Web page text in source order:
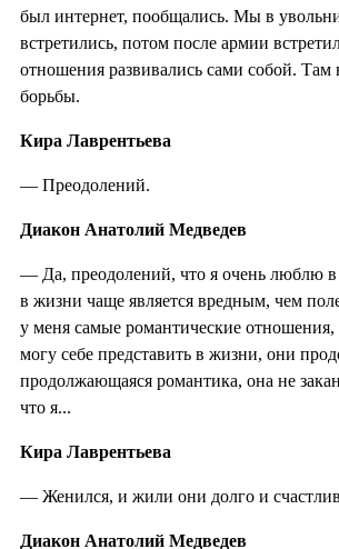
был интернет, пообщались. Мы в
встретились, потом после армии
отношения развивались сами собой.
борьбы.
Кира Лаврентьева
— Преодолений.
Диакон Анатолий Медведев
— Да, преодолений, что я очень люблю в
в жизни чаще является вредным, чем
у меня самые романтические
могу себе представить в жизни, они
продолжающаяся романтика, она не
что я...
Кира Лаврентьева
— Женился, и жили они долго и
Диакон Анатолий Медведев